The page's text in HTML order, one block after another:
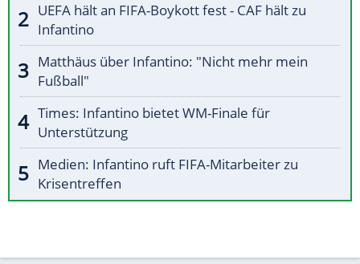
UEFA hält an FIFA-Boykott fest - CAF hält zu
Infantino
Matthäus über Infantino: "Nicht mehr mein
Fußball"
Times: Infantino bietet WM-Finale für
Unterstützung
Medien: Infantino ruft FIFA-Mitarbeiter zu
Krisentreffen